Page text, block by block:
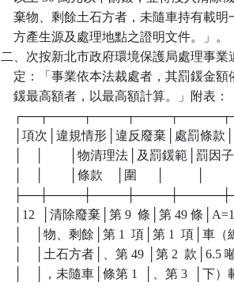
棄物、剩餘土石方者，未隨車持有載
    方產生源及處理地點之證明文件。」。
二、次按新北市政府環境保護局處理事
定：「事業依本法裁處者，其罰鍰金
    鍰最高額者，以最高額計算。」附表：
│項次│違規情形│違反廢棄│處罰條
│    │        │物清理法│及罰鍰範│罰
│    │        │條款    │圍      │          │        │
│12  │清除廢棄│第 9  條│第 49 條
│    │物、剩餘│第 1  項│第 1  項│
│    │土石方者│、第 49 │第 2  款
│    │，未隨車│條第 1  │、第 3  │下